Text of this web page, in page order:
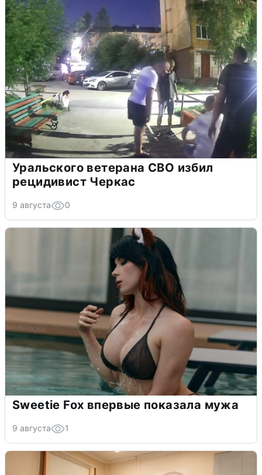
Уральского ветерана СВО избил
рецидивист Черкас
9 августа 0
Sweetie Fox впервые показала мужа
9 августа 1